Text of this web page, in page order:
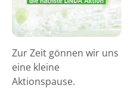
Zur Zeit gönnen wir uns
eine kleine
Aktionspause.